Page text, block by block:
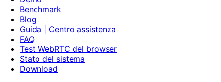
Benchmark
Blog
Guida | Centro assistenza
FAQ
Test WebRTC del browser
Stato del sistema
Download